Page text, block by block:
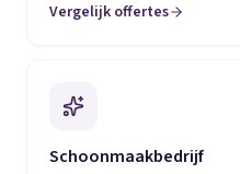
Vergelijk offertes
(opent in een nieuw tabblad)
Schoonmaakbedrijf